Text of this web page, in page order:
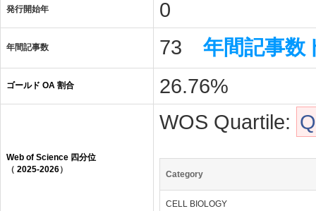
発行開始年 0
年間記事数 73 年間記事数
ゴールド OA 割合 26.76%
Web of Science 四分位
（ 2025-2026）
WOS Quartile:
Category
CELL BIOLOGY